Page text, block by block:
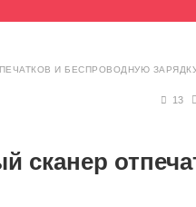
И БЕСПРОВОДНУЮ
13
сканер